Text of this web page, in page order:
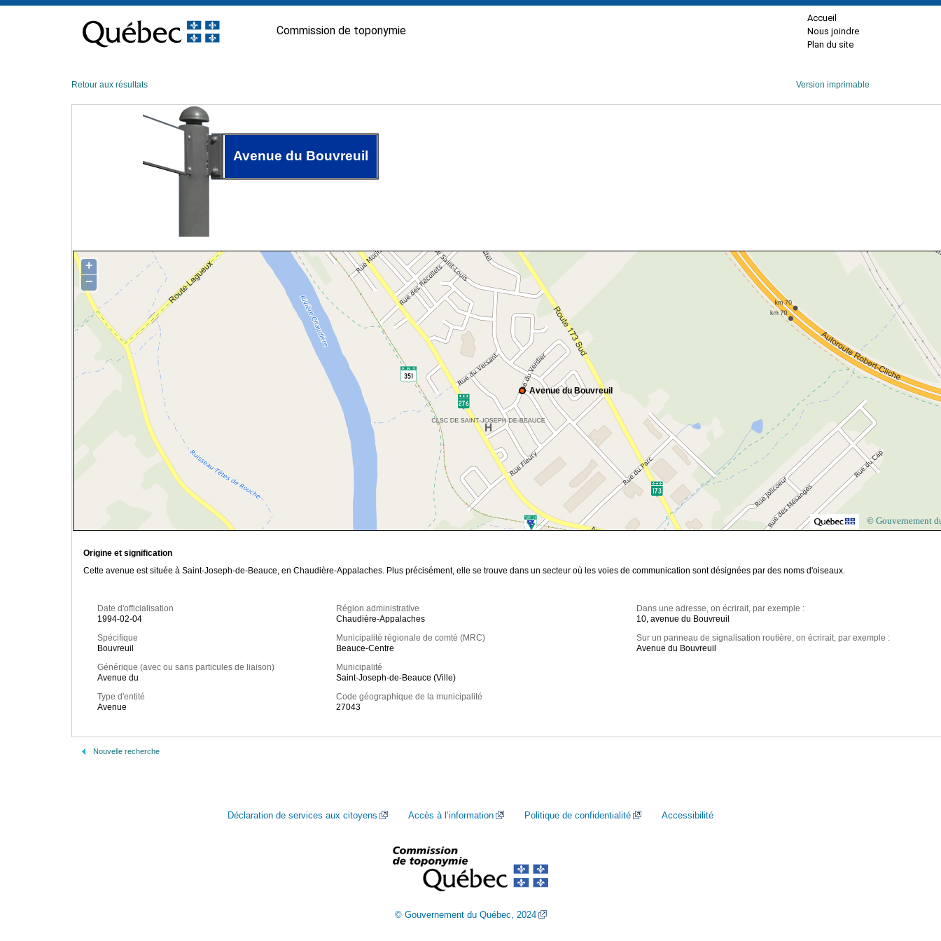
contenu
Commission de toponymie
Accueil
Nous joindre
Plan du site
Retour aux résultats Version imprimable
Avenue du Bouvreuil
Avenue du Bouvreuil
+
−
© Gouvernement
Origine et signification
Cette avenue est située à Saint-Joseph-de-Beauce, en Chaudière-Appalaches. Plus précisément, elle se trouve dans un secteur où les voies de communication sont désignées par des noms d'oiseaux.
Date d'officialisation
1994-02-04
Spécifique
Bouvreuil
Générique (avec ou sans particules de liaison)
Avenue du
Type d'entité
Avenue
Région administrative
Chaudière-Appalaches
Municipalité régionale de comté (MRC)
Beauce-Centre
Municipalité
Saint-Joseph-de-Beauce (Ville)
Code géographique de la municipalité
27043
Dans une adresse, on écrirait, par exemple :
10, avenue du Bouvreuil
Sur un panneau de signalisation routière, on écrirait, par exemple :
Avenue du Bouvreuil
Nouvelle recherche
Déclaration de services aux citoyens Accès à l’information Politique de confidentialité Accessibilité
© Gouvernement du Québec, 2024